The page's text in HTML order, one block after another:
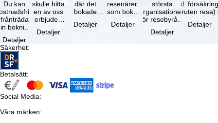
Du kan
frånträda
bokning
efter
…
Detaljer
skulle hitta
en av oss
erbjuden
samma
Detaljer
där det
bokade
gäller –
Detaljer
resenärer,
som bokat
paketresa
Detaljer
största
organisationen
för resebyråer
researrangörer
Detaljer
(inkl.
avbruten resa)
Detaljer
Säkerhet:
Betalsätt:
Social Media:
Våra märken: